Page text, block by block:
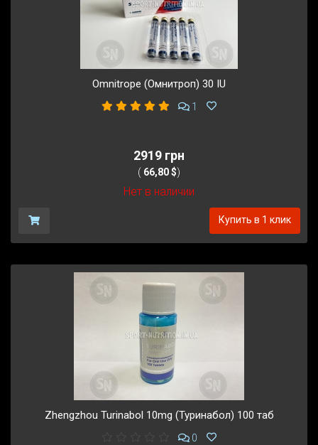
Omnitrope (Омнитроп) 30 IU
1
2919 грн
( 66,80 $)
Нет в наличии
Купить в 1 клик
Zhengzhou Turinabol 10mg (Туринабол) 100 таб
0